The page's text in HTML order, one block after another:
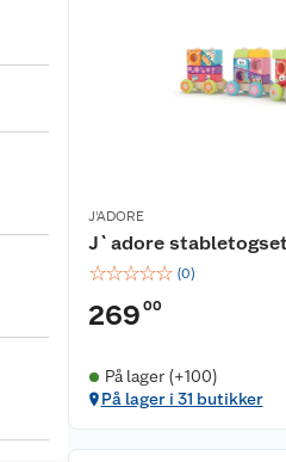
J'ADORE
J`adore
☆☆☆☆☆ (0)
269 00
På lager (+100)
På lager i 31 butikker